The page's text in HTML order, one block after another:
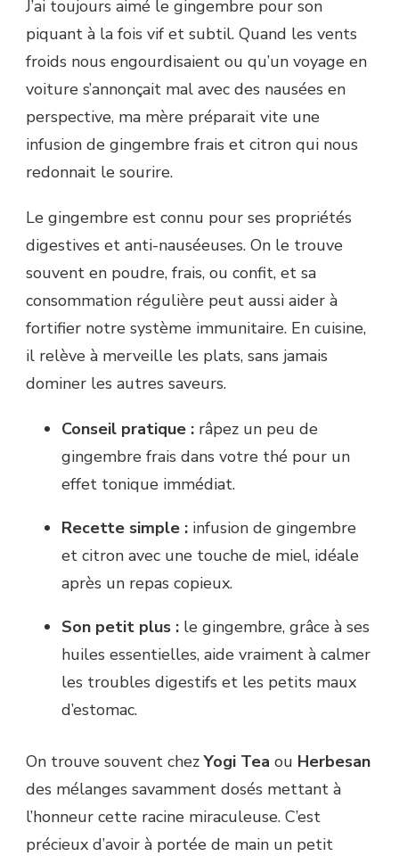
J’ai toujours aimé le gingembre pour son
piquant à la fois vif et subtil. Quand les vents
froids nous engourdisaient ou qu’un voyage en
voiture s’annonçait mal avec des nausées en
perspective, ma mère préparait vite une
infusion de gingembre frais et citron qui nous
redonnait le sourire.
Le gingembre est connu pour ses propriétés
digestives et anti-nauséeuses. On le trouve
souvent en poudre, frais, ou confit, et sa
consommation régulière peut aussi aider à
fortifier notre système immunitaire. En cuisine,
il relève à merveille les plats, sans jamais
dominer les autres saveurs.
Conseil pratique : râpez un peu de
gingembre frais dans votre thé pour un
effet tonique immédiat.
Recette simple : infusion de gingembre
et citron avec une touche de miel, idéale
après un repas copieux.
Son petit plus : le gingembre, grâce à ses
huiles essentielles, aide vraiment à calmer
les troubles digestifs et les petits maux
d’estomac.
On trouve souvent chezYogi Tea ou Herbesan
des mélanges savamment dosés mettant à
l’honneur cette racine miraculeuse. C’est
précieux d’avoir à portée de main un petit